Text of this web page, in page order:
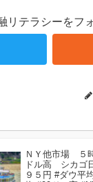
リテラシーをフ
ＮＹ他市場 ５
ドル高 シカゴ
９５円 #ダウ平